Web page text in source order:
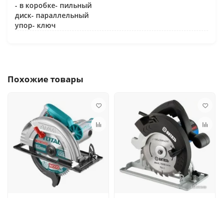
- в коробке- пильный
диск- параллельный
упор- ключ
Похожие товары